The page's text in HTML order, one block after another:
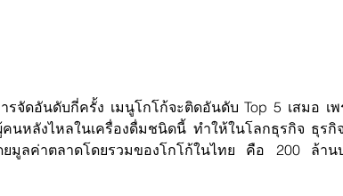
จัดอันดับกี่ครั้ง เมนูโกโก้จะติดอันดับ Top 5 เสมอ เพ
หลังไหลในเครื่องดื่มชนิดนี้ ทำให้ในโลกธุรกิจ ธุรกิ
ยมูลค่าตลาดโดยรวมของโกโก้ในไทย คือ 200 ล้าน